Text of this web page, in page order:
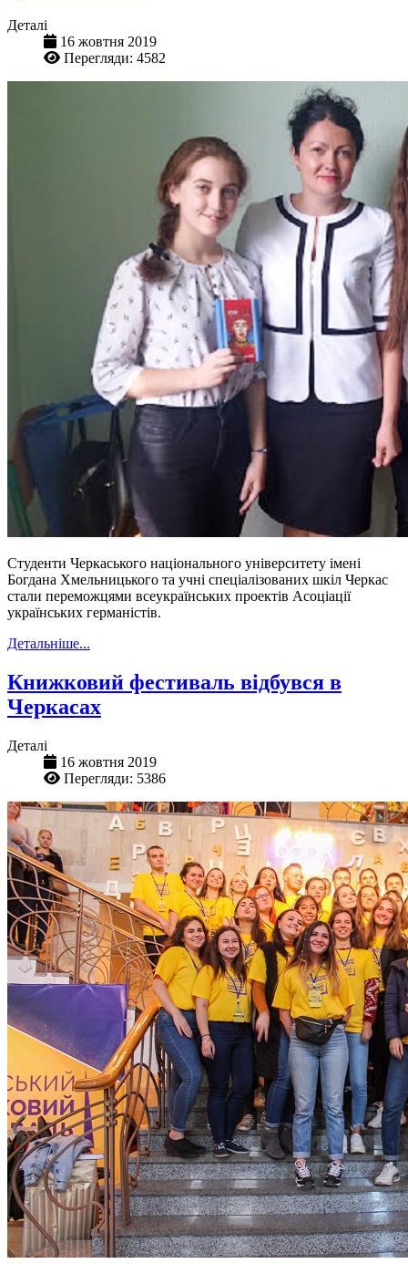
Деталі
16 жовтня 2019
Перегляди: 4582
Студенти Черкаського національного університету імені
Богдана Хмельницького та учні спеціалізованих шкіл Черкас
стали переможцями всеукраїнських проектів Асоціації
українських германістів.
Детальніше...
Книжковий фестиваль відбувся в
Черкасах
Деталі
16 жовтня 2019
Перегляди: 5386